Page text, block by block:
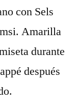
con Sels
Amarilla
durante
después